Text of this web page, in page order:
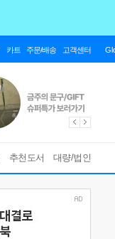
카트 주문/배송 고객센터
추천도서 대량/법인